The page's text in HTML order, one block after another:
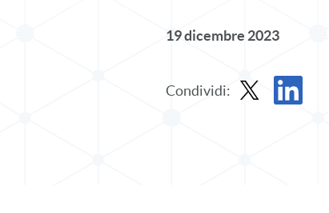
19 dicembre 2023
Condividi: